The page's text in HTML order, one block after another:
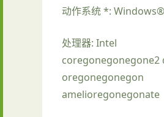
动作系统 *:
处理器: Intel
coregonegonegone2
oregonegonegon
amelioregonegonate